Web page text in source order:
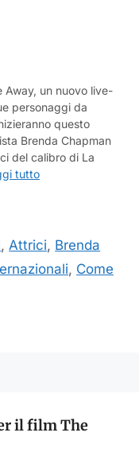
Away, un nuovo live-
personaggi da
questo
Brenda Chapman
del calibro di La
tutto
, Attrici, Brenda
, Come
il film The